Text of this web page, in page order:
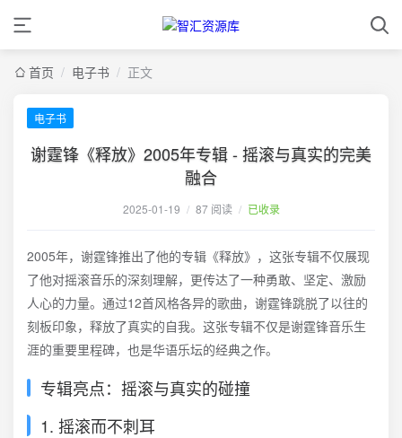
首页 / 电子书 / 正文
电子书
谢霆锋《释放》2005年专辑 - 摇滚与真实的完美
融合
2025-01-19 / 87 阅读 / 已收录
2005年，谢霆锋推出了他的专辑《释放》，这张专辑不仅展现
了他对摇滚音乐的深刻理解，更传达了一种勇敢、坚定、激励
人心的力量。通过12首风格各异的歌曲，谢霆锋跳脱了以往的
刻板印象，释放了真实的自我。这张专辑不仅是谢霆锋音乐生
涯的重要里程碑，也是华语乐坛的经典之作。
专辑亮点：摇滚与真实的碰撞
1. 摇滚而不刺耳